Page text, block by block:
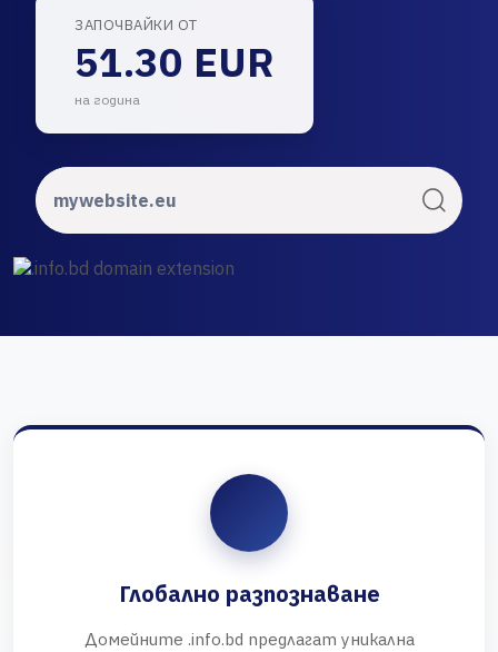
ЗАПОЧВАЙКИ ОТ
51.30 EUR
на година
Глобално разпознаване
Домейните .info.bd предлагат уникална